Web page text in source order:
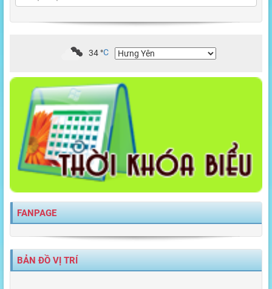
34°C
FANPAGE
BẢN ĐỒ VỊ TRÍ